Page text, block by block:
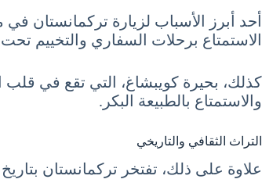
أحد أبرز الأسباب لزيارة تركمانستان
الاستمتاع برحلات السفاري والتخييم
كذلك، بحيرة كويبشاغ، التي تقع في قلب
والاستمتاع بالطبيعة البكر.
التراث الثقافي والتاريخي
علاوة على ذلك، تفتخر تركمانستان